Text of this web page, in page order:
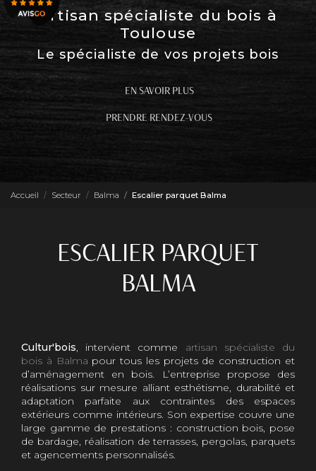
Artisan spécialiste du bois à
Toulouse
Le spécialiste de vos projets bois
EN SAVOIR PLUS
PRENDRE RENDEZ-VOUS
Accueil Secteur Balma Escalier parquet Balma
ESCALIER PARQUET
BALMA
Cultur'bois, intervient comme artisan spécialiste du
bois à Balma pour tous les projets de construction et
d’aménagement en bois. L’entreprise propose des
réalisations sur mesure alliant esthétisme, durabilité et
adaptation parfaite aux contraintes des espaces
extérieurs comme intérieurs. Son expertise couvre une
large gamme de prestations : construction bois, pose
de bardage, réalisation de terrasses, pergolas, parquets
et agencements personnalisés.